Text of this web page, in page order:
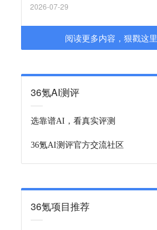
2026-07-29
阅读更多内容，狠戳这里
36氪AI测评
选靠谱AI，看真实评测
36氪AI测评官方交流社区
36氪项目推荐